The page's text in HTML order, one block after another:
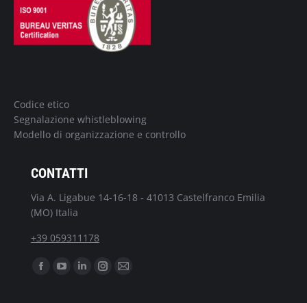
Codice etico
Segnalazione whistleblowing
Modello di organizzazione e controllo
CONTATTI
Via A. Ligabue 14-16-18 - 41013 Castelfranco Emilia
(MO) Italia
+39 059311178
Ci puoi trovare su:
Facebook
YouTubeLinkedinInstagram
Mail